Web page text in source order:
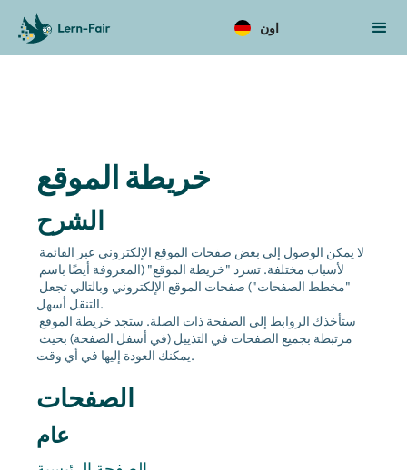
اون
الشرح
التنقل أسهل.
يمكنك العودة إليها في أي وقت.
الصفحات
عام